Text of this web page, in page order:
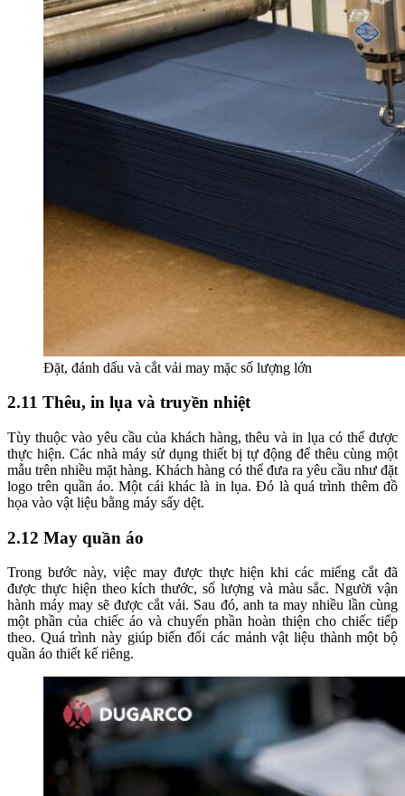
Đặt, đánh dấu và cắt vải may mặc số lượng lớn
2.11 Thêu, in lụa và truyền nhiệt
Tùy thuộc vào yêu cầu của khách hàng, thêu và in lụa có thể được
thực hiện. Các nhà máy sử dụng thiết bị tự động để thêu cùng một
mẫu trên nhiều mặt hàng. Khách hàng có thể đưa ra yêu cầu như đặt
logo trên quần áo. Một cái khác là in lụa. Đó là quá trình thêm đồ
họa vào vật liệu bằng máy sấy dệt.
2.12 May quần áo
Trong bước này, việc may được thực hiện khi các miếng cắt đã
được thực hiện theo kích thước, số lượng và màu sắc. Người vận
hành máy may sẽ được cắt vải. Sau đó, anh ta may nhiều lần cùng
một phần của chiếc áo và chuyển phần hoàn thiện cho chiếc tiếp
theo. Quá trình này giúp biến đổi các mảnh vật liệu thành một bộ
quần áo thiết kế riêng.